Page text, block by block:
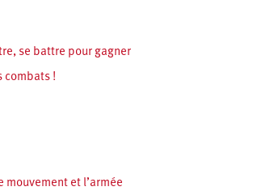
se battre pour gagner
combats !
et l’armée